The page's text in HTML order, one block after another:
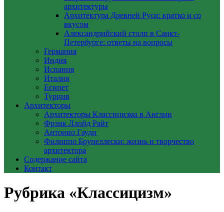
архитектуры
Архитектура Древней Руси: кратко и со
вкусом
Александрийский столп в Санкт-
Петербурге: ответы на вопросы
Германия
Индия
Испания
Италия
Египет
Турция
Архитекторы
Архитекторы Классицизма в Англии
Фрэнк Ллойд Райт
Антонио Гауди
Филиппо Брунеллески: жизнь и творчество
архитектора
Содержание сайта
Контакт
Рубрика «Классицизм»